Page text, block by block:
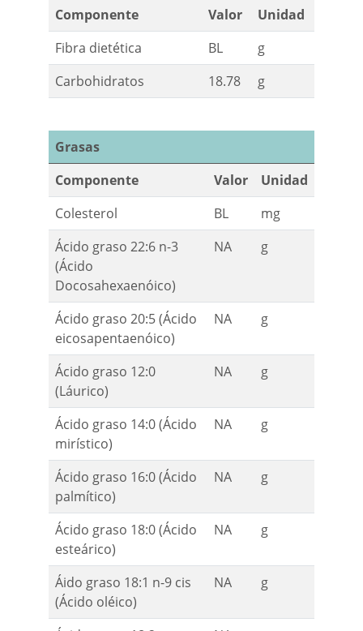
Componente
Valor
Unidad
Fibra dietética
BL
g
Carbohidratos
18.78 g
Grasas
Componente
Valor
Unidad
Colesterol
BL
mg
Ácido graso 22:6 n-3
(Ácido
Docosahexaenóico)
NA g
Ácido graso 20:5 (Ácido
eicosapentaenóico)
NA g
Ácido graso 12:0
(Láurico)
NA g
Ácido graso 14:0 (Ácido
mirístico)
NA g
Ácido graso 16:0 (Ácido
palmítico)
NA g
Ácido graso 18:0 (Ácido
esteárico)
NA g
Áido graso 18:1 n-9 cis
(Ácido oléico)
NA g